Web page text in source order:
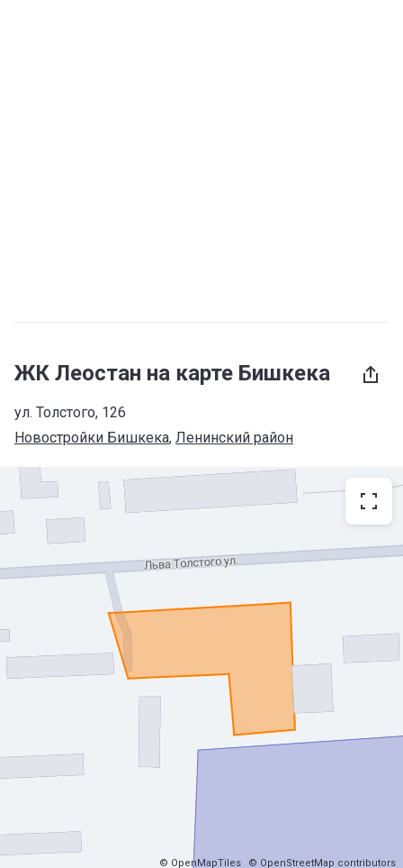
ЖК Леостан на карте Бишкека
ул. Толстого, 126
Новостройки Бишкека, Ленинский район
© OpenMapTiles © OpenStreetMap contributors